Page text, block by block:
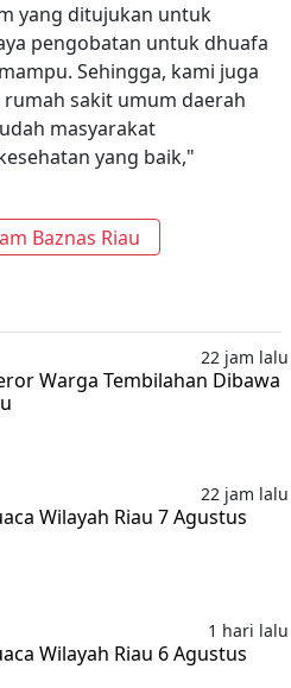
yang ditujukan untuk
pengobatan untuk dhuafa
Sehingga, kami juga
sakit umum daerah
masyarakat
yang baik,"
Baznas Riau
22 jam lalu
Warga Tembilahan Dibawa
22 jam lalu
Wilayah Riau 7 Agustus
1 hari lalu
Wilayah Riau 6 Agustus